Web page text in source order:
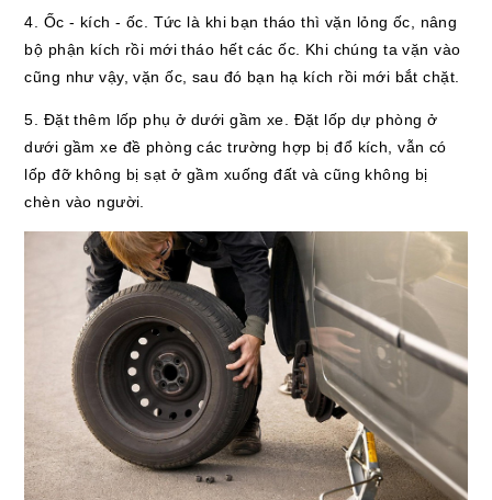
4. Ốc - kích - ốc. Tức là khi bạn tháo thì vặn lỏng ốc, nâng
bộ phận kích rồi mới tháo hết các ốc. Khi chúng ta vặn vào
cũng như vậy, vặn ốc, sau đó bạn hạ kích rồi mới bắt chặt.
5. Đặt thêm lốp phụ ở dưới gầm xe. Đặt lốp dự phòng ở
dưới gầm xe đề phòng các trường hợp bị đổ kích, vẫn có
lốp đỡ không bị sạt ở gầm xuống đất và cũng không bị
chèn vào người.